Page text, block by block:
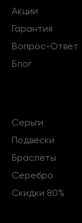
Акции
Гарантия
Вопрос-Ответ
Блог
Серьги
Подвески
Браслеты
Серебро
Скидки 80%